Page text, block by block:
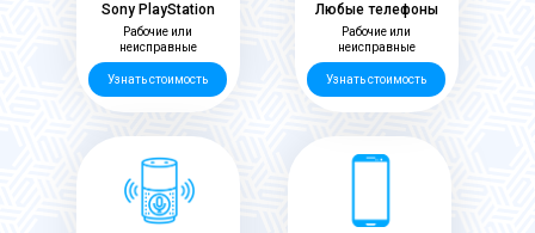
Узнать стоимость
Рабочие или
неисправные
Любые телефоны
Sony PlayStation
Узнать стоимость
Рабочие или
неисправные